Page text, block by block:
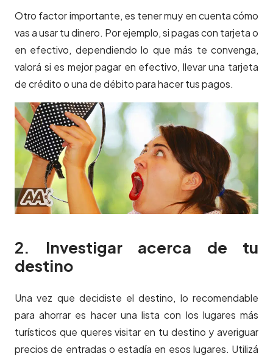
Otro factor importante, es tener muy en cuenta cómo
vas a usar tu dinero. Por ejemplo, si pagas con tarjeta o
en efectivo, dependiendo lo que más te convenga,
valorá si es mejor pagar en efectivo, llevar una tarjeta
de crédito o una de débito para hacer tus pagos.
2. Investigar acerca de tu
destino
Una vez que decidiste el destino, lo recomendable
para ahorrar es hacer una lista con los lugares más
turísticos que queres visitar en tu destino y averiguar
precios de entradas o estadía en esos lugares. Utilizá